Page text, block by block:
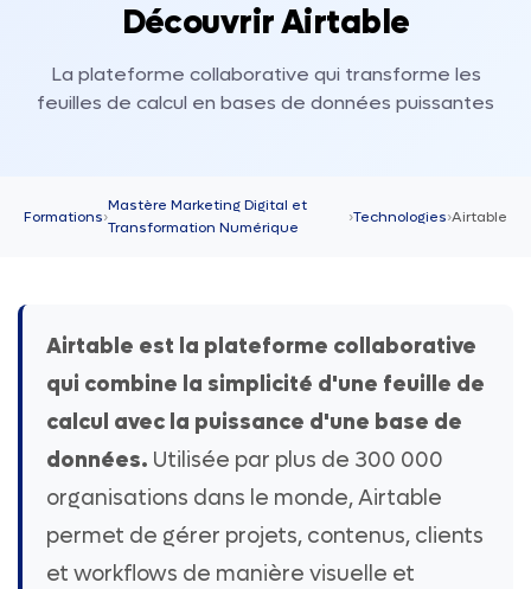
Découvrir Airtable
La plateforme collaborative qui transforme les
feuilles de calcul en bases de données puissantes
Formations›
Mastère Marketing Digital et
Transformation Numérique
›Technologies›Airtable
Airtable est la plateforme collaborative
qui combine la simplicité d'une feuille de
calcul avec la puissance d'une base de
données. Utilisée par plus de 300 000
organisations dans le monde, Airtable
permet de gérer projets, contenus, clients
et workflows de manière visuelle et